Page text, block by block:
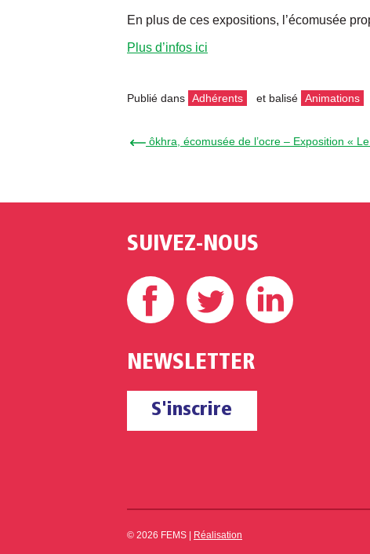
En plus de ces expositions, l’écomusée
Plus d’infos ici
Publié dans Adhérents et balisé Animations
← ôkhra, écomusée de l’ocre – Exposition «
SUIVEZ-NOUS
Facebook Twitter
NEWSLETTER
S'inscrire
© 2026 FEMS | Réalisation